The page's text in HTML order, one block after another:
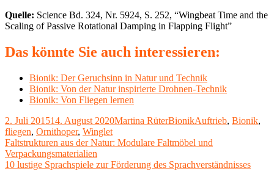
Quelle: Science Bd. 324, Nr. 5924, S. 252, “Wingbeat Time and the
Scaling of Passive Rotational Damping in Flapping Flight”
Das könnte Sie auch interessieren:
Bionik: Der Geruchsinn in Natur und Technik
Bionik: Von der Natur inspirierte Drohnen-Technik
Bionik: Von Fliegen lernen
Veröffentlicht
am
2. Juli 201514. August 2020Autor
Martina RüterKategorien
BionikSchlagwörter
Auftrieb, Bionik,
fliegen, Ornithoper, Winglet
Beitragsnavigation
Vorheriger
Beitrag:
Faltstrukturen aus der Natur: Modulare Faltmöbel und
Verpackungsmaterialien
Nächster
10 lustige Sprachspiele zur Förderung des Sprachverständnisses